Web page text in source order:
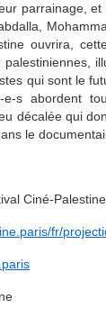
parrainage,
ouvrira,
palestiniennes,
qui sont le
s abordent
décalée qui
le
Ciné-Palestine
fr/
paris